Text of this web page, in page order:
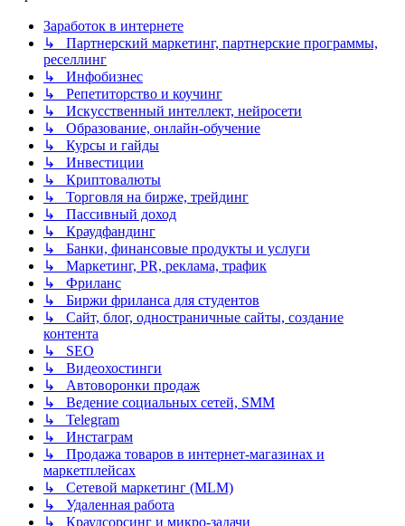
Заработок в интернете
↳ Партнерский маркетинг, партнерские программы,
реселлинг
↳ Инфобизнес
↳ Репетиторство и коучинг
↳ Искусственный интеллект, нейросети
↳ Образование, онлайн-обучение
↳ Курсы и гайды
↳ Инвестиции
↳ Криптовалюты
↳ Торговля на бирже, трейдинг
↳ Пассивный доход
↳ Краудфандинг
↳ Банки, финансовые продукты и услуги
↳ Маркетинг, PR, реклама, трафик
↳ Фриланс
↳ Биржи фриланса для студентов
↳ Сайт, блог, одностраничные сайты, создание
контента
↳ SEO
↳ Видеохостинги
↳ Автоворонки продаж
↳ Ведение социальных сетей, SMM
↳ Telegram
↳ Инстаграм
↳ Продажа товаров в интернет-магазинах и
маркетплейсах
↳ Сетевой маркетинг (MLM)
↳ Удаленная работа
↳ Краудсорсинг и микро-задачи